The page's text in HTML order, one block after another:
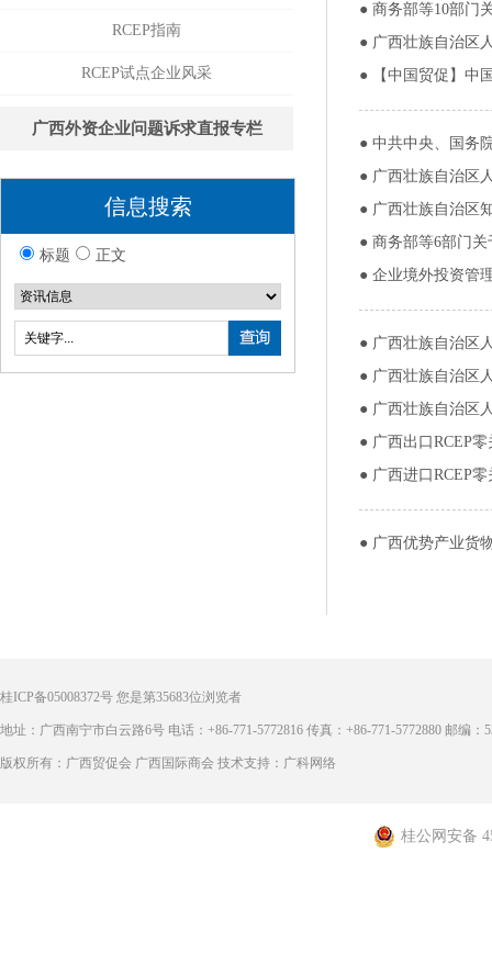
RCEP指南
RCEP试点企业风采
广西外资企业问题诉求直报专栏
信息搜索
标题 正文
● 商务部等10部门
● 广西壮族自治区
●
【中国贸促】中
● 中共中央、国务
● 广西壮族自治区
● 广西壮族自治区
● 商务部等6部门
● 企业境外投资管
● 广西壮族自治区
● 广西壮族自治区
● 广西壮族自治区
● 广西出口RCEP
● 广西进口RCEP
● 广西优势产业货
桂ICP备05008372号 您是第35683位浏览者
地址：广西南宁市白云路6号 电话：+86-771-5772816 传真：+86-771-5772880 邮编：
版权所有：广西贸促会 广西国际商会 技术支持：广科网络
桂公网安备